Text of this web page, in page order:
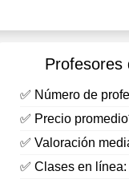
Profesores
✅ Número de
✅ Precio
✅ Valoración
✅ Clases en línea: